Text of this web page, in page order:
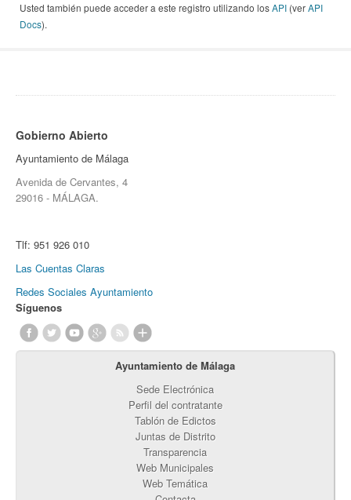
Usted también puede acceder a este registro utilizando losAPI (verAPI
Docs).
Gobierno Abierto
Ayuntamiento de Málaga
Avenida de Cervantes, 4
29016 - MÁLAGA.
Tlf: 951 926 010
Las Cuentas Claras
Redes Sociales Ayuntamiento
Síguenos
Ayuntamiento de Málaga
Sede Electrónica
Perfil del contratante
Tablón de Edictos
Juntas de Distrito
Transparencia
Web Municipales
Web Temática